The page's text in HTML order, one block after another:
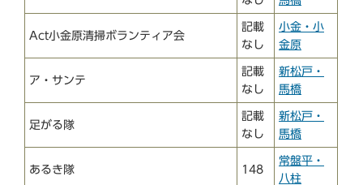
Act小金原清掃ボランティア会
記載
なし
小金・小
金原
ア・サンテ
記載
なし
新松戸・
馬橋
足がる隊
記載
なし
新松戸・
馬橋
あるき隊 148
常盤平・
八柱